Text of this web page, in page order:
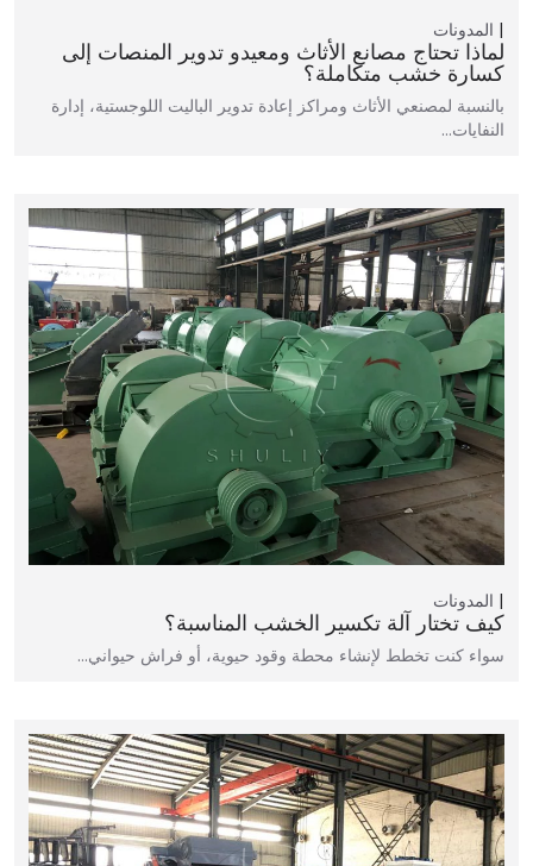
المدونات
لماذا تحتاج مصانع الأثاث ومعيدو تدوير المنصات إلى
كسارة خشب متكاملة؟
بالنسبة لمصنعي الأثاث ومراكز إعادة تدوير الباليت اللوجستية، إدارة
النفايات…
المدونات
كيف تختار آلة تكسير الخشب المناسبة؟
سواء كنت تخطط لإنشاء محطة وقود حيوية، أو فراش حيواني…